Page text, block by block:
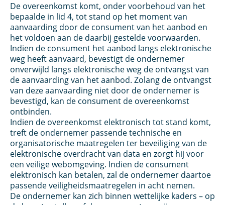
De overeenkomst komt, onder voorbehoud van het
bepaalde in lid 4, tot stand op het moment van
aanvaarding door de consument van het aanbod en
het voldoen aan de daarbij gestelde voorwaarden.
Indien de consument het aanbod langs elektronische
weg heeft aanvaard, bevestigt de ondernemer
onverwijld langs elektronische weg de ontvangst van
de aanvaarding van het aanbod. Zolang de ontvangst
van deze aanvaarding niet door de ondernemer is
bevestigd, kan de consument de overeenkomst
ontbinden.
Indien de overeenkomst elektronisch tot stand komt,
treft de ondernemer passende technische en
organisatorische maatregelen ter beveiliging van de
elektronische overdracht van data en zorgt hij voor
een veilige webomgeving. Indien de consument
elektronisch kan betalen, zal de ondernemer daartoe
passende veiligheidsmaatregelen in acht nemen.
De ondernemer kan zich binnen wettelijke kaders – op